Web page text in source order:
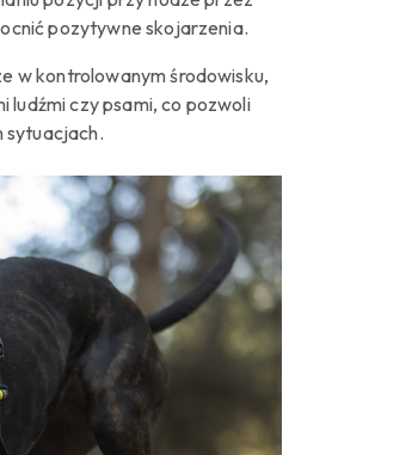
pozytywne skojarzenia.
w kontrolowanym środowisku,
ludźmi czy psami, co pozwoli
sytuacjach.